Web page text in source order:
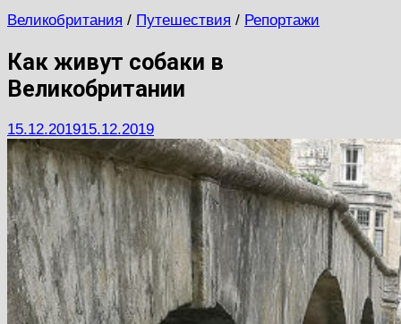
Великобритания / Путешествия / Репортажи
Как живут собаки в
Великобритании
15.12.201915.12.2019